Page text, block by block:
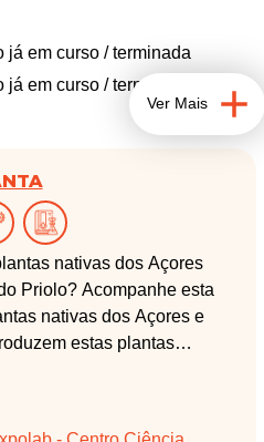
já em curso / terminada
já em curso / terminada
Ver Mais
nativas dos Açores
Priolo? Acompanhe esta
nativas dos Açores e
estas plantas
para a conservação
em São Miguel.